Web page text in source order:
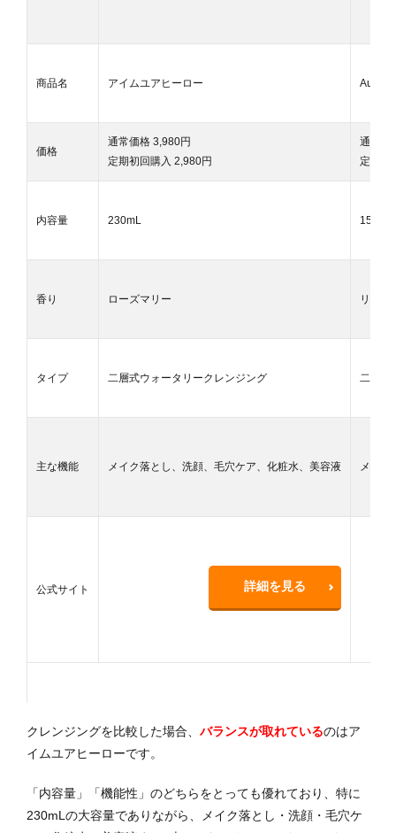
商品名 アイムユアヒーロー
価格
通常価格 3,980円
定期初回購入 2,980円
通常価
定期初
内容量 230mL 150mL
香り ローズマリー リフレ
タイプ 二層式ウォータリークレンジング 二層式
主な機能 メイク落とし、洗顔、毛穴ケア、化粧水、美容液 メイク
公式サイト 詳細を見る
クレンジングを比較した場合、 バランスが取れているのはア
イムユアヒーローです。
「内容量」「機能性」のどちらをとっても優れており、特に
230mLの大容量でありながら、メイク落とし・洗顔・毛穴ケ